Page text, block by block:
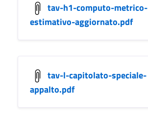
tav-h1-computo-metrico-
estimativo-aggiornato.pdf
tav-l-capitolato-speciale-
appalto.pdf